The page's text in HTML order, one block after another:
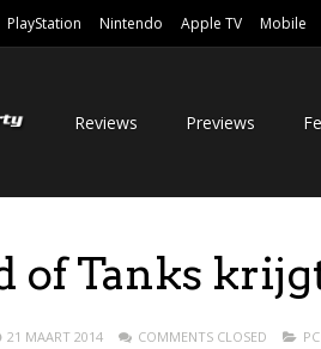
PlayStation Nintendo Apple TV Mobile
Reviews Previews
of Tanks
21 MAART 2014 COMMENTS CLOSED PC